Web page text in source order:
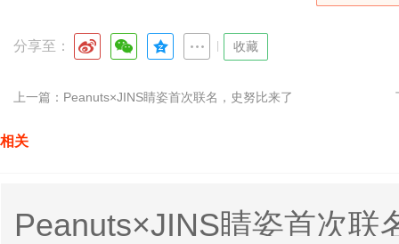
分享至： 收藏
上一篇： Peanuts×JINS睛姿首次联名，史努比来了
相关
Peanuts×JINS睛姿首次联